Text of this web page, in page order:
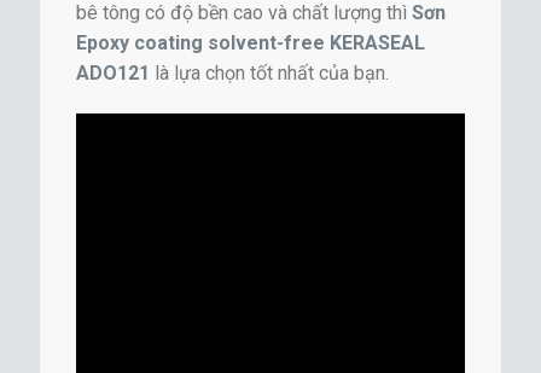
bê tông có độ bền cao và chất lượng thì Sơn
Epoxy coating solvent-free KERASEAL
ADO121 là lựa chọn tốt nhất của bạn.